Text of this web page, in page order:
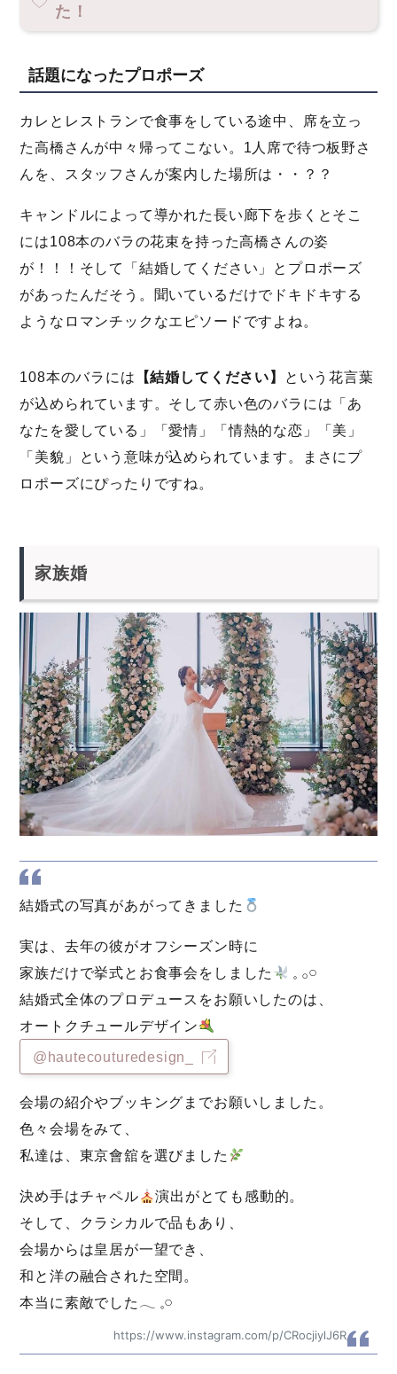
た！
話題になったプロポーズ
カレとレストランで食事をしている途中、席を立っ
た高橋さんが中々帰ってこない。1人席で待つ板野さ
んを、スタッフさんが案内した場所は・・？？
キャンドルによって導かれた長い廊下を歩くとそこ
には108本のバラの花束を持った高橋さんの姿
が！！！そして「結婚してください」とプロポーズ
があったんだそう。聞いているだけでドキドキする
ようなロマンチックなエピソードですよね。
108本のバラには 【結婚してください】
という花言葉
が込められています。そして赤い色のバラには「あ
なたを愛している」「愛情」「情熱的な恋」「美」
「美貌」という意味が込められています。まさにプ
ロポーズにぴったりですね。
家族婚
結婚式の写真があがってきました
実は、去年の彼がオフシーズン時に
家族だけで挙式とお食事会をしました
𓈒 𓂂𓏸
結婚式全体のプロデュースをお願いしたのは、
オートクチュールデザイン
@hautecouturedesign_
会場の紹介やブッキングまでお願いしました。
色々会場をみて、
私達は、東京會舘を選びました
決め手はチャペル
演出がとても感動的。
そして、クラシカルで品もあり、
会場からは皇居が一望でき、
和と洋の融合された空間。
本当に素敵でした𓂃 𓈒𓏸
https://www.instagram.com/p/CRocjiylJ6R/